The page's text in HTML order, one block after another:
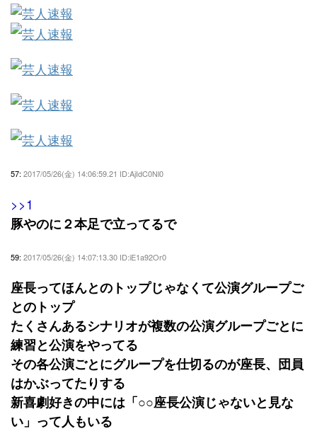
57: 2017/05/26(金) 14:06:59.21 ID:AjIdC0Nl0
>>1
豚やのに２本足で立ってるで
59: 2017/05/26(金) 14:07:13.30 ID:iE1a92Or0
座長ってほんとのトップじゃなくて公演グループご
とのトップ
たくさんあるシナリオが複数の公演グループごとに
練習と公演をやってる
その各公演ごとにグループを仕切るのが座長、団員
はかぶってたりする
新喜劇好きの中には「○○座長公演じゃないと見な
い」って人もいる